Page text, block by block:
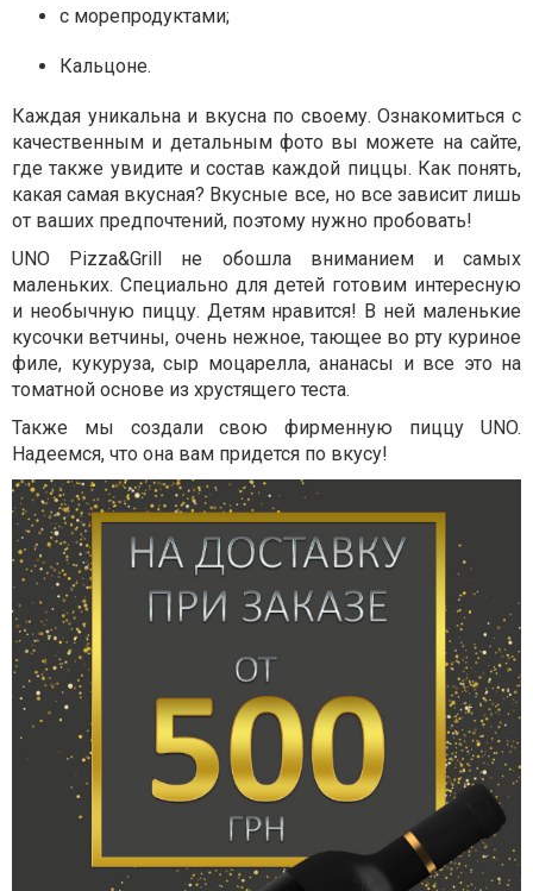
с морепродуктами;
Кальцоне.
Каждая уникальна и вкусна по своему. Ознакомиться с
качественным и детальным фото вы можете на сайте,
где также увидите и состав каждой пиццы. Как понять,
какая самая вкусная? Вкусные все, но все зависит лишь
от ваших предпочтений, поэтому нужно пробовать!
UNO Pizza&Grill не обошла вниманием и самых
маленьких. Специально для детей готовим интересную
и необычную пиццу. Детям нравится! В ней маленькие
кусочки ветчины, очень нежное, тающее во рту куриное
филе, кукуруза, сыр моцарелла, ананасы и все это на
томатной основе из хрустящего теста.
Также мы создали свою фирменную пиццу UNO.
Надеемся, что она вам придется по вкусу!